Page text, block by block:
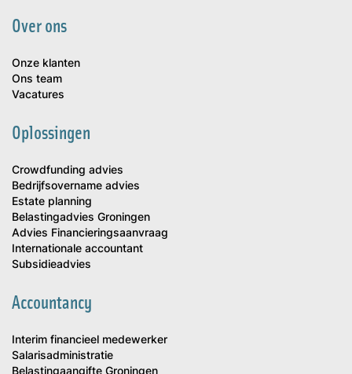
Over ons
Onze klanten
Ons team
Vacatures
Oplossingen
Crowdfunding advies
Bedrijfsovername advies
Estate planning
Belastingadvies Groningen
Advies Financieringsaanvraag
Internationale accountant
Subsidieadvies
Accountancy
Interim financieel medewerker
Salarisadministratie
Belastingaangifte Groningen